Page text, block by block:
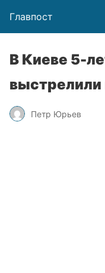
Главпост
В Киеве 5-
выстрелили
Петр Юрьев